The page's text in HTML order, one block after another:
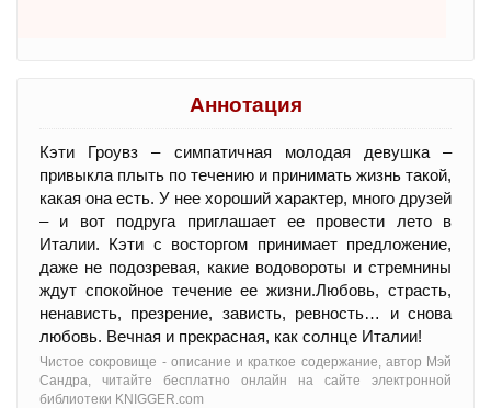
Аннотация
Кэти Гроувз – симпатичная молодая девушка –
привыкла плыть по течению и принимать жизнь такой,
какая она есть. У нее хороший характер, много друзей
– и вот подруга приглашает ее провести лето в
Италии. Кэти с восторгом принимает предложение,
даже не подозревая, какие водовороты и стремнины
ждут спокойное течение ее жизни.Любовь, страсть,
ненависть, презрение, зависть, ревность… и снова
любовь. Вечная и прекрасная, как солнце Италии!
Чистое сокровище - oписание и краткое содержание, автор Мэй
Сандра, читайте бесплатно онлайн на сайте электронной
библиотеки KNIGGER.com